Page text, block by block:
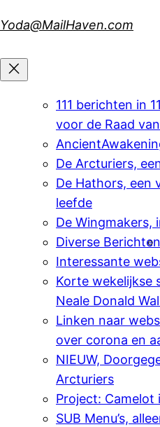
to
Yoda@MailHaven.com
111 berichten in
voor de Raad
De Arcturiers,
De Hathors, een
leefde
De Wingmakers,
Diverse Berichten
Interessante
Korte wekelijkse
Neale Donald
Linken naar
over corona en
NIEUW,
Arcturiers
Project: Camelot
SUB Menu’s,